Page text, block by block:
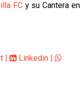
FCy su Cantera en
| Linkedin |